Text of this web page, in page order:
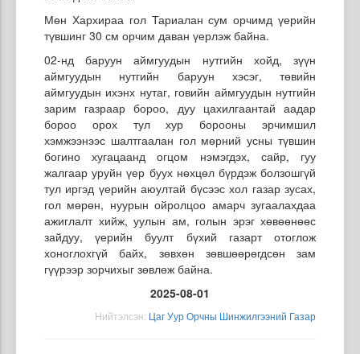
Мөн Хархираа гол Тариалан сум орчимд үерийн
түвшинг 30 см орчим даван үерлэж байна.
02-нд баруун аймгуудын нутгийн хойд, зүүн
аймгуудын нутгийн баруун хэсэг, төвийн
аймгуудын ихэнх нутаг, говийн аймгуудын нутгийн
зарим газраар бороо, дуу цахилгаантай аадар
бороо орох тул хур борооны эрчимшил
хэмжээнээс шалтгаалан гол мөрний усны түвшин
богино хугацаанд огцом нэмэгдэх, сайр, гуу
жалгаар уруйн үер буух нөхцөл бүрдэж болзошгүй
тул иргэд үерийн аюултай бүсээс хол газар зусах,
гол мөрөн, нуурын ойролцоо амарч зугаалахдаа
ажиглалт хийж, уулын ам, голын эрэг хөвөөнөөс
зайдуу, үерийн буулт бүхий газарт отоглож
хоноглохгүй байх, зөвхөн зөвшөөрөгдсөн зам
гүүрээр зорчихыг зөвлөж байна.
2025-08-01
Нийтэлсэн: Цаг Уур Орчны Шинжилгээний Газар